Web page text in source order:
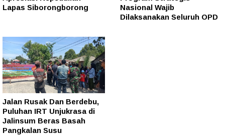
Lapas Siborongborong
Nasional Wajib
Dilaksanakan Seluruh OPD
Jalan Rusak Dan Berdebu,
Puluhan IRT Unjukrasa di
Jalinsum Beras Basah
Pangkalan Susu